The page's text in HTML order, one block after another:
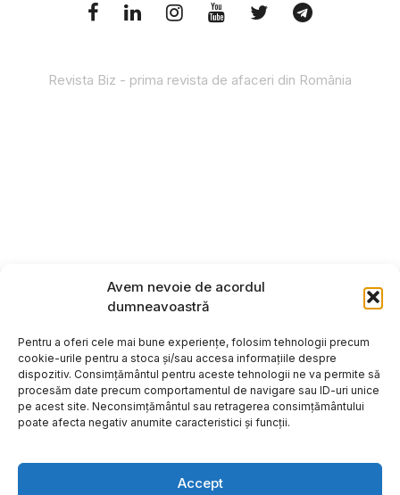
Avem nevoie de acordul
dumneavoastră
Pentru a oferi cele mai bune experiențe, folosim tehnologii precum
cookie-urile pentru a stoca și/sau accesa informațiile despre
dispozitiv. Consimțământul pentru aceste tehnologii ne va permite să
procesăm date precum comportamentul de navigare sau ID-uri unice
pe acest site. Neconsimțământul sau retragerea consimțământului
poate afecta negativ anumite caracteristici și funcții.
Accept
Revista Biz - prima revista de afaceri din România